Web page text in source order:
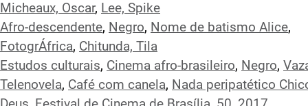
Micheaux, Oscar, Lee, Spike
Afro-descendente, Negro, Nome de batismo Alice,
FotogrÁfrica, Chitunda, Tila
Estudos culturais, Cinema afro-brasileiro, Negro,
Telenovela, Café com canela, Nada peripatético